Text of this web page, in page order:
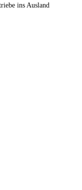
ins Ausland